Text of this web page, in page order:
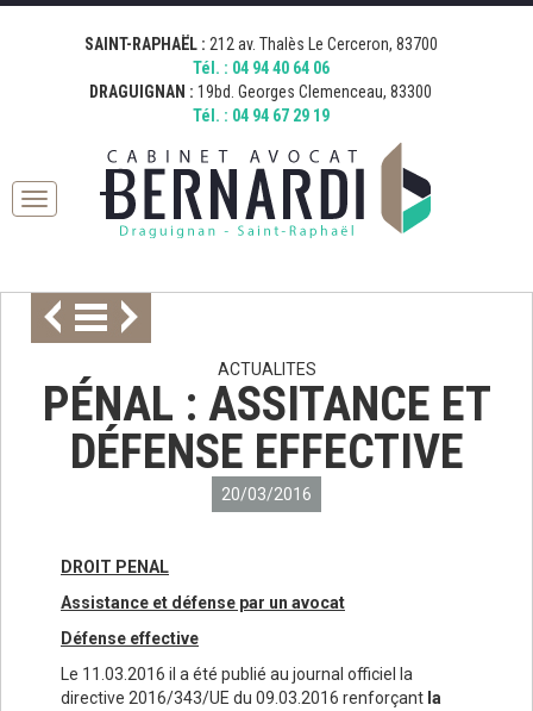
[google_map address="19 Boulevard Georges Clemenceau, 83300
Draguignan, France" zoom="15" desc="AVOCAT BERNARDI
DRAGUIGNAN" icon="http://bernardi.demo.comkwatt.com/wp-
content/uploads/2015/11/icon_map.png" ]
[google_map address="212 Avenue Thalès, 83700 Saint-Raphaël,
France" zoom="15" desc="AVOCAT BERNARDI SAINT RAPHAEL"
icon="http://bernardi.demo.comkwatt.com/wp-
content/uploads/2015/11/icon_map.png" ]
SAINT-RAPHAËL : 212 av. Thalès Le Cerceron, 83700
Tél. : 04 94 40 64 06
DRAGUIGNAN : 19bd. Georges Clemenceau, 83300
Tél. : 04 94 67 29 19
Toggle
ACTUALITES
PÉNAL : ASSITANCE ET
DÉFENSE EFFECTIVE
20/03/2016
DROIT PENAL
Assistance et défense par un avocat
Défense effective
Le 11.03.2016 il a été publié au journal officiel la
directive 2016/343/UE du 09.03.2016 renforçant la